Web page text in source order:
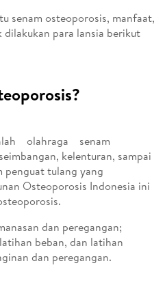
senam osteoporosis, manfaat,
para lansia berikut
olahraga senam
kelenturan, sampai
penguat tulang yang
Osteoporosis Indonesia ini
dan peregangan;
beban, dan latihan
dan peregangan.